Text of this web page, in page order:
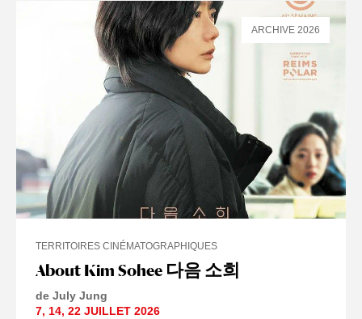
About Kim Sohee 다음 소희
TERRITOIRES CINÉMATOGRAPHIQUES
de July Jung
7, 14, 22 JUILLET 2026
ARCHIVE 2026